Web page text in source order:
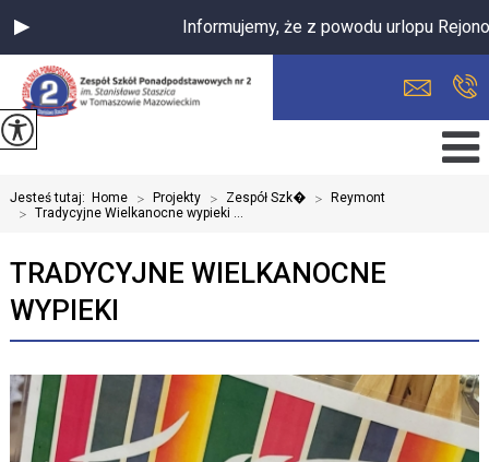
Informujemy, że z powodu urlopu
Jesteś tutaj: Home > Projekty > Zespół Szk� > Reymont
> Tradycyjne Wielkanocne wypieki ...
TRADYCYJNE WIELKANOCNE
WYPIEKI